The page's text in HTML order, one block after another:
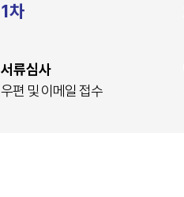
1차
서류심사
우편 및 이메일 접수